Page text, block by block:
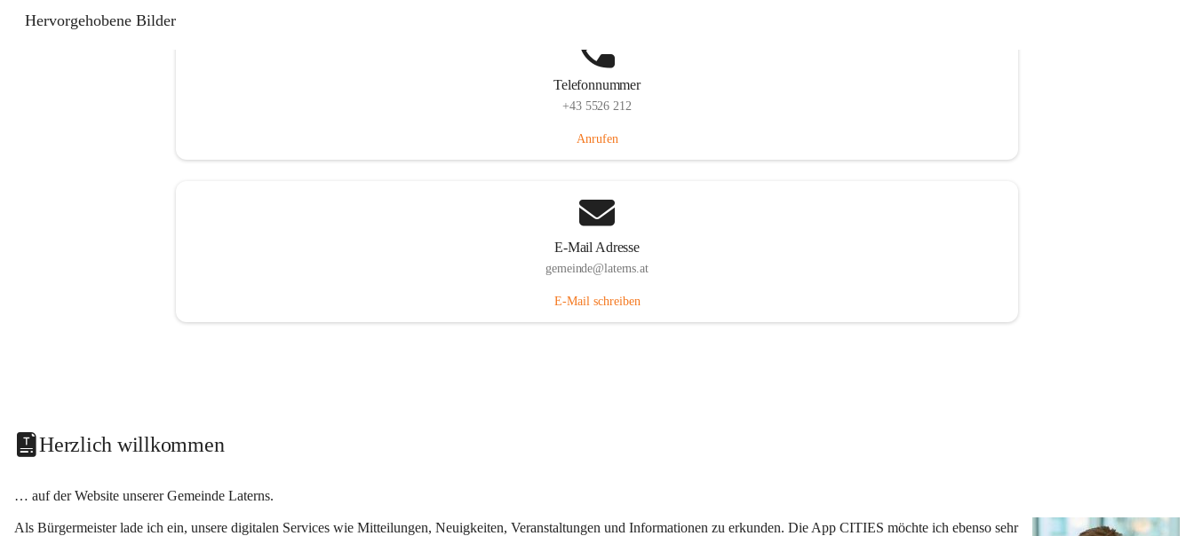
Hervorgehobene Bilder
Telefonnummer
+43 5526 212
Anrufen
E-Mail Adresse
gemeinde@laterns.at
E-Mail schreiben
Herzlich willkommen
… auf der Website unserer Gemeinde Laterns.
Als Bürgermeister lade ich ein, unsere digitalen Services wie Mitteilungen, Neuigkeiten, Veranstaltungen und Informationen zu erkunden. Die App CITIES möchte ich ebenso sehr